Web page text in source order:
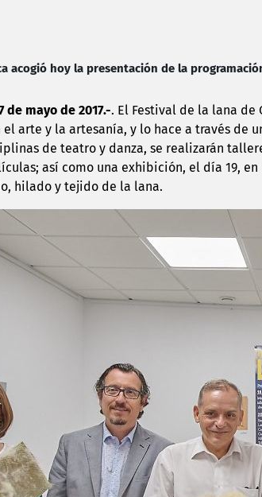
acogió hoy la presentación de la
de mayo de 2017.-. El Festival de la lana
arte y la artesanía, y lo hace a través de
de teatro y danza, se realizarán
así como una exhibición, el día 19,
hilado y tejido de la lana.